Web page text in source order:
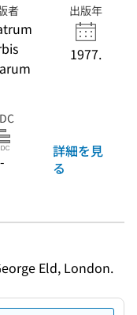
者 出版年
1977.
-
詳細を見
る
Eld, London.